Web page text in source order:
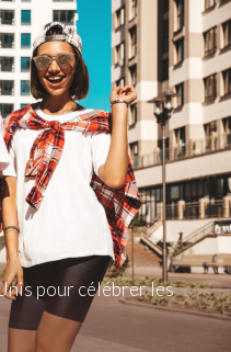
pour célébrer les